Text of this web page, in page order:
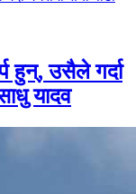
हुन्, उसैले गर्दा
यादव